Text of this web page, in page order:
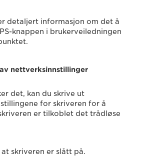
detaljert informasjon om det å
knappen i brukerveiledningen
nettverksinnstillinger
det, kan du skrive ut
for skriveren for å
er tilkoblet det trådløse
skriveren er slått på.